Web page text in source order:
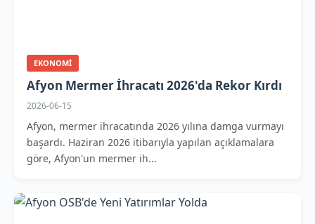
EKONOMI
Afyon Mermer İhracatı 2026'da Rekor Kırdı
2026-06-15
Afyon, mermer ihracatında 2026 yılına damga vurmayı
başardı. Haziran 2026 itibarıyla yapılan açıklamalara
göre, Afyon'un mermer ih...